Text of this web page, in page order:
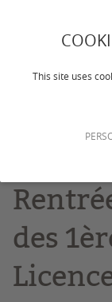
This site uses
des